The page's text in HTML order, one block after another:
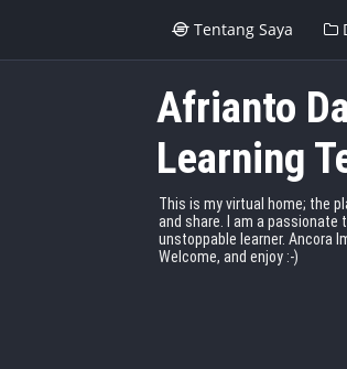
Tentang Saya
Afrianto
Learning
This is my virtual home; the
and share. I am a passionate
unstoppable learner. Ancora
Welcome, and enjoy :-)